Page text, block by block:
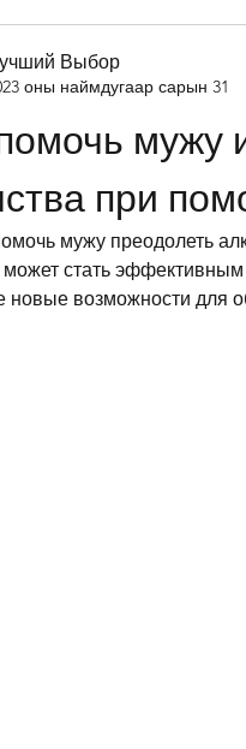
Выбор
оны наймдугаар сарын 31
мужу
при
мужу преодолеть
стать
новые возможности для